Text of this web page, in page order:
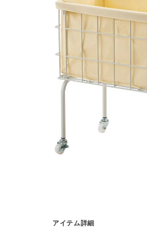
アイテム詳細